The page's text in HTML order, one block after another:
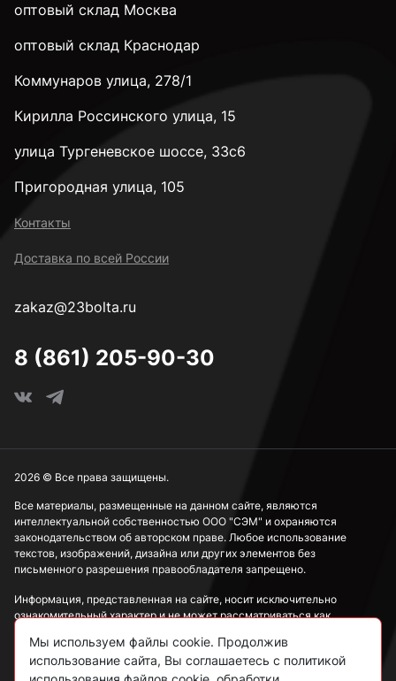
35 мм
38 мм
45 мм
оптовый склад Москва
оптовый склад Краснодар
Коммунаров улица, 278/1
Кирилла Россинского улица, 15
улица Тургеневское шоссе, 33с6
Пригородная улица, 105
Контакты
Доставка по всей России
zakaz@23bolta.ru
8 (861) 205-90-30
Все материалы, размещенные на данном сайте, являются
интеллектуальной собственностью ООО "СЭМ" и охраняются
законодательством об авторском праве. Любое использование
текстов, изображений, дизайна или других элементов без
письменного разрешения правообладателя запрещено.
Информация, представленная на сайте, носит исключительно
ознакомительный характер и не может рассматриваться как
Политика конфиденциальности
2026 © Все права защищены.
Мы используем файлы cookie. Продолжив
использование сайта, Вы соглашаетесь с политикой